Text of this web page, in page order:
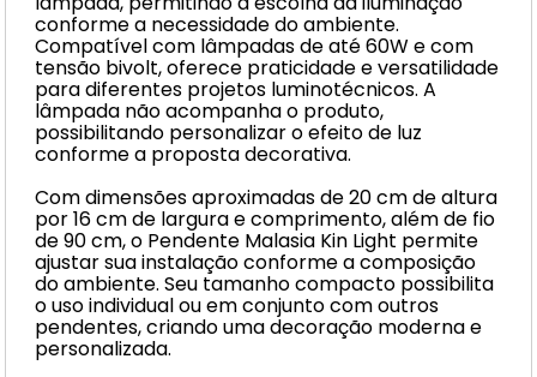
conforme a necessidade do ambiente.
Compatível com lâmpadas de até 60W e com
tensão bivolt, oferece praticidade e versatilidade
para diferentes projetos luminotécnicos. A
lâmpada não acompanha o produto,
possibilitando personalizar o efeito de luz
conforme a proposta decorativa.
Com dimensões aproximadas de 20 cm de altura
por 16 cm de largura e comprimento, além de fio
de 90 cm, o Pendente Malasia Kin Light permite
ajustar sua instalação conforme a composição
do ambiente. Seu tamanho compacto possibilita
o uso individual ou em conjunto com outros
pendentes, criando uma decoração moderna e
personalizada.